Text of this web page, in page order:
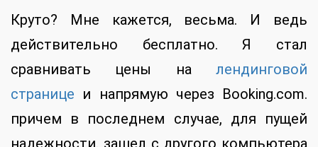
Круто? Мне кажется, весьма. И ведь
действительно бесплатно. Я стал
сравнивать цены на лендинговой
странице и напрямую через Booking.com.
причем в последнем случае, для пущей